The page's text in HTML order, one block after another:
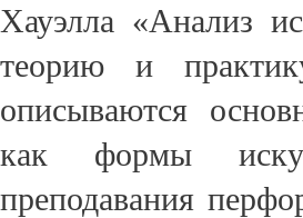
Хауэлла «Анализ
теорию и
описываются
как формы
преподавания